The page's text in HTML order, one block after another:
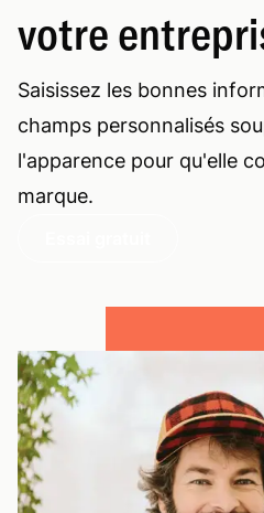
votre
Saisissez les bonnes
champs personnalisés
l'apparence pour qu'elle
marque.